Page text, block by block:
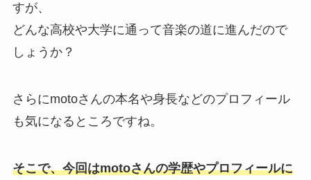
すが、
どんな高校や大学に通って音楽の道に進んだので
しょうか？
さらにmotoさんの本名や身長などのプロフィール
も気になるところですね。
そこで、今回はmotoさんの学歴やプロフィールに